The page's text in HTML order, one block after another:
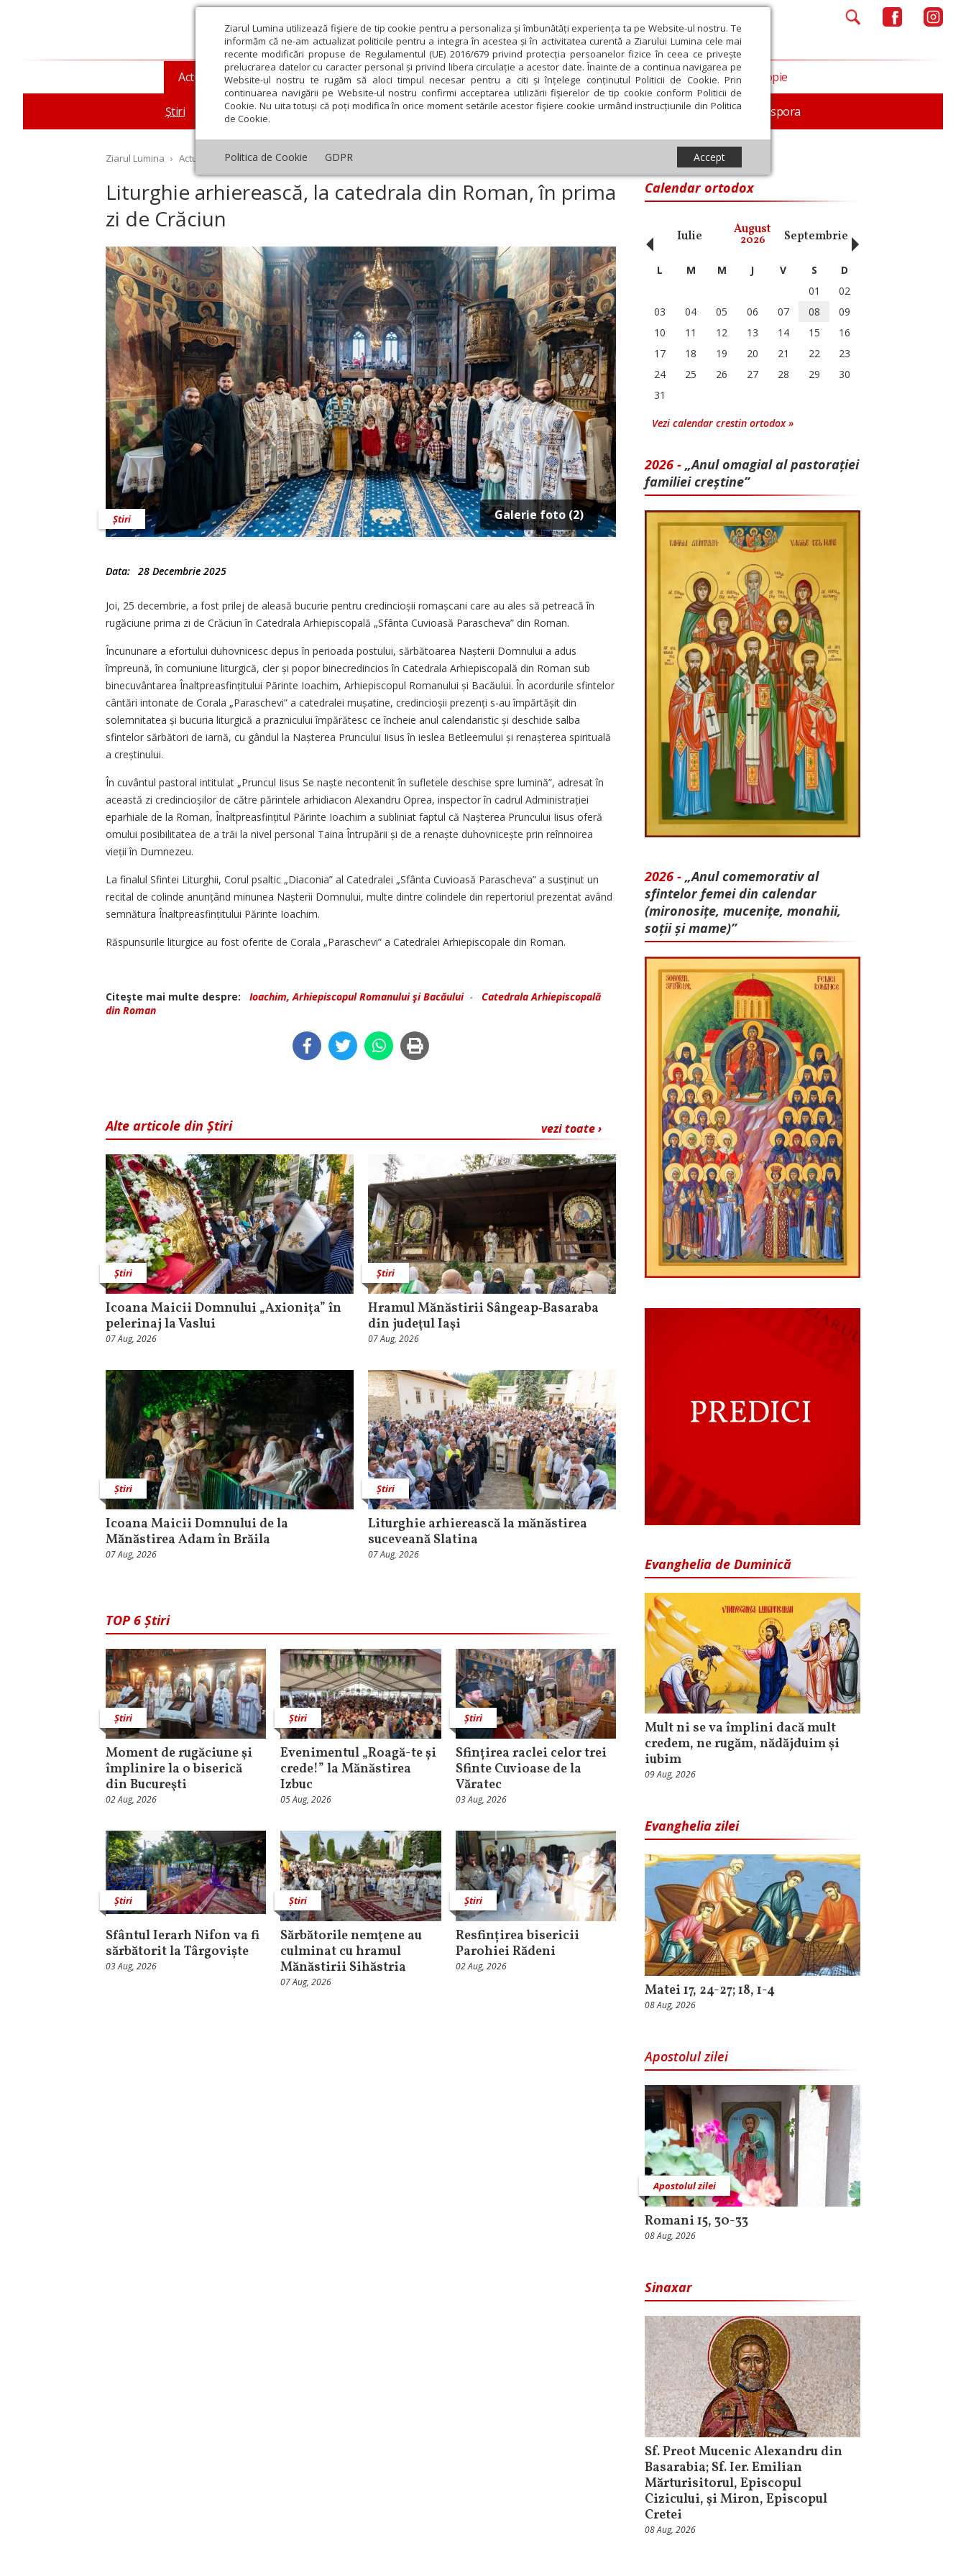
Ziarul Lumina utilizează fişiere de tip cookie pentru a personaliza și îmbunătăți experiența ta pe Website-ul nostru. Te
informăm că ne-am actualizat politicile pentru a integra în acestea și în activitatea curentă a Ziarului Lumina cele mai
recente modificări propuse de Regulamentul (UE) 2016/679 privind protecția persoanelor fizice în ceea ce privește
prelucrarea datelor cu caracter personal și privind libera circulație a acestor date. Înainte de a continua navigarea pe
Website-ul nostru te rugăm să aloci timpul necesar pentru a citi și înțelege conținutul Politicii de Cookie. Prin
continuarea navigării pe Website-ul nostru confirmi acceptarea utilizării fişierelor de tip cookie conform Politicii de
Cookie. Nu uita totuși că poți modifica în orice moment setările acestor fişiere cookie urmând instrucțiunile din Politica
de Cookie.
Politica de Cookie GDPR Accept
Actualitate religioasă
Știri Mesaje și cuvântări An omagial Comunicate de presă Documentar In memoriam Diaspora
Teologie și spiritualitate Educaţie și Cultură Societate Opinii Filantropie
Ziarul Lumina › Actualitate religioasă › Știri › Liturghie arhierească, la catedrala din Roman, în prima zi de Crăciun
Liturghie arhierească, la catedrala din Roman, în prima
zi de Crăciun
Galerie foto (2)
Știri
Data: 28 Decembrie 2025
Joi, 25 decembrie, a fost prilej de aleasă bucurie pentru credincioșii romașcani care au ales să petreacă în
rugăciune prima zi de Crăciun în Catedrala Arhiepiscopală „Sfânta Cuvioasă Parascheva” din Roman.
Încununare a efortului duhovnicesc depus în perioada postului, sărbătoarea Nașterii Domnului a adus
împreună, în comuniune liturgică, cler și popor binecredincios în Catedrala Arhiepiscopală din Roman sub
binecuvântarea Înaltpreasfințitului Părinte Ioachim, Arhiepiscopul Romanului și Bacăului. În acordurile sfintelor
cântări intonate de Corala „Paraschevi” a catedralei mușatine, credincioșii prezenți s-au împărtășit din
solemnitatea și bucuria liturgică a praznicului împărătesc ce încheie anul calendaristic și deschide salba
sfintelor sărbători de iarnă, cu gândul la Nașterea Pruncului Iisus în ieslea Betleemului și renașterea spirituală
a creștinului.
În cuvântul pastoral intitulat „Pruncul Iisus Se naște necontenit în sufletele deschise spre lumină”, adresat în
această zi credincioșilor de către părintele arhidiacon Alexandru Oprea, inspector în cadrul Administrației
eparhiale de la Roman, Înaltpreasfințitul Părinte Ioachim a subliniat faptul că Nașterea Pruncului Iisus oferă
omului posibilitatea de a trăi la nivel personal Taina Întrupării și de a renaște duhovnicește prin reînnoirea
vieții în Dumnezeu.
La finalul Sfintei Liturghii, Corul psaltic „Diaconia” al Catedralei „Sfânta Cuvioasă Parascheva” a susținut un
recital de colinde anunțând minunea Nașterii Domnului, multe dintre colindele din repertoriul prezentat având
semnătura Înaltpreasfințitului Părinte Ioachim.
Răspunsurile liturgice au fost oferite de Corala „Paraschevi” a Catedralei Arhiepiscopale din Roman.
Citeşte mai multe despre: Ioachim, Arhiepiscopul Romanului şi Bacăului- Catedrala Arhiepiscopală
din Roman
vezi toate ›
Alte articole din Știri
Știri
Icoana Maicii Domnului „Axionița” în
pelerinaj la Vaslui
07 Aug, 2026
Știri
Hramul Mănăstirii Sângeap‑Basaraba
din judeţul Iaşi
07 Aug, 2026
Știri
Icoana Maicii Domnului de la
Mănăstirea Adam în Brăila
07 Aug, 2026
Știri
Liturghie arhierească la mănăstirea
suceveană Slatina
07 Aug, 2026
TOP 6 Știri
Știri
Moment de rugăciune şi
împlinire la o biserică
din Bucureşti
02 Aug, 2026
Știri
Evenimentul „Roagă-te și
crede!” la Mănăstirea
Izbuc
05 Aug, 2026
Știri
Sfințirea raclei celor trei
Sfinte Cuvioase de la
Văratec
03 Aug, 2026
Știri
Sfântul Ierarh Nifon va fi
sărbătorit la Târgoviște
03 Aug, 2026
Știri
Sărbătorile nemţene au
culminat cu hramul
Mănăstirii Sihăstria
07 Aug, 2026
Știri
Resfințirea bisericii
Parohiei Rădeni
02 Aug, 2026
Calendar ortodox
Iulie August
2026 Septembrie Octombrie
‹ L M M J V S
D
01
02
03
04 05 06 07 08
09
10
11 12 13 14 15
16
17
18 19 20 21 22
23
24
25 26 27 28 29
30
31
Vezi calendar crestin ortodox »
2026 - „Anul omagial al pastorației
familiei creștine”
2026 - „Anul comemorativ al
sfintelor femei din calendar
(mironosițe, mu­cenițe, monahii,
soții și mame)”
Evanghelia de Duminică
Mult ni se va împlini dacă mult
credem, ne rugăm, nădăjduim și
iubim
09 Aug, 2026
Evanghelia zilei
Matei 17, 24-27; 18, 1-4
08 Aug, 2026
Apostolul zilei
Apostolul zilei
Romani 15, 30-33
08 Aug, 2026
Sinaxar
Sf. Preot Mucenic Alexandru din
Basarabia; Sf. Ier. Emilian
Mărturisitorul, Episcopul
Cizicului, şi Miron, Episcopul
Cretei
08 Aug, 2026